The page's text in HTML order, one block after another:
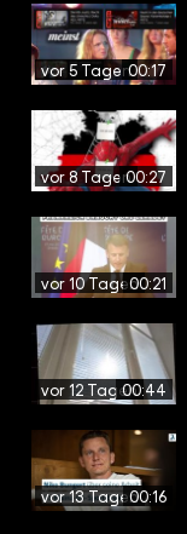
vor 5 Tagen00:17
vor 8 Tagen00:27
vor 10 Tagen00:21
vor 12 Tagen00:44
vor 13 Tagen00:16